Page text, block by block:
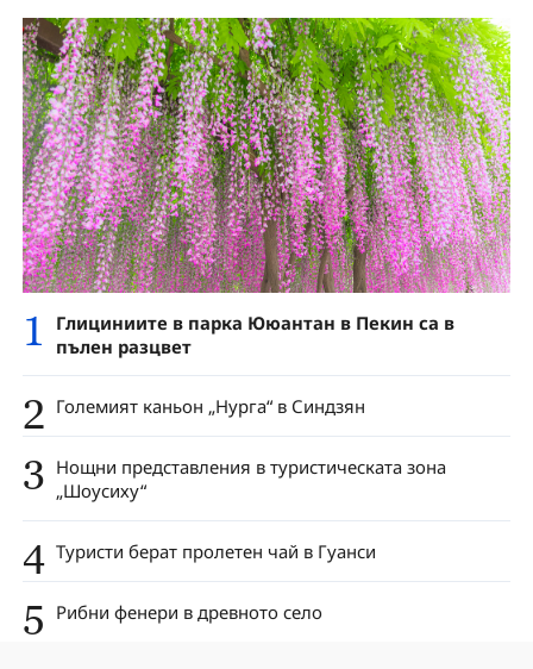
1
Глициниите в парка Ююантан в Пекин са в
пълен разцвет
2 Големият каньон „Нурга“ в Синдзян
3 Нощни представления в туристическата зона
„Шоусиху“
4 Туристи берат пролетен чай в Гуанси
5 Рибни фенери в древното село